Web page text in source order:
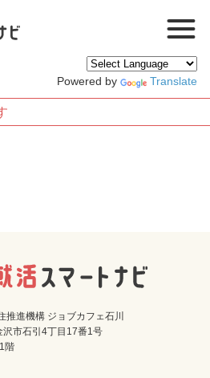
Powered by Translate
会員登録
推進機構 ジョブカフェ石川
市石引4丁目17番1号
階